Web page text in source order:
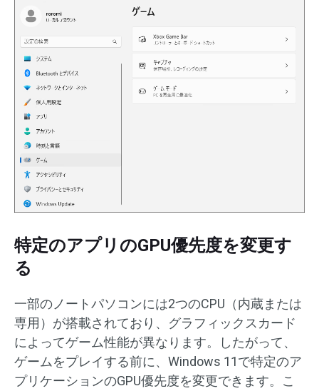
特定のアプリのGPU優先度を変更す
る
一部のノートパソコンには2つのCPU（内蔵または
専用）が搭載されており、グラフィックスカード
によってゲーム性能が異なります。したがって、
ゲームをプレイする前に、Windows 11で特定のア
プリケーションのGPU優先度を変更できます。こ